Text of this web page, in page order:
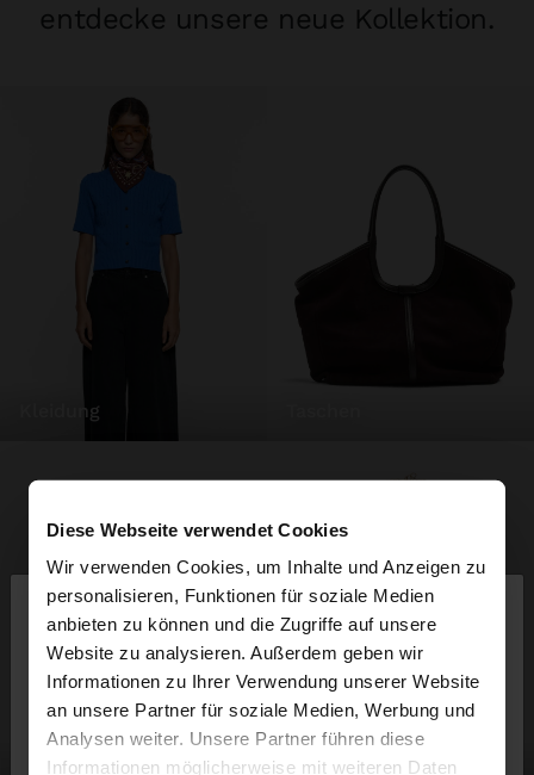
Diese Webseite verwendet Cookies
Wir verwenden Cookies, um Inhalte und Anzeigen zu
personalisieren, Funktionen für soziale Medien
anbieten zu können und die Zugriffe auf unsere
Website zu analysieren. Außerdem geben wir
Informationen zu Ihrer Verwendung unserer Website
an unsere Partner für soziale Medien, Werbung und
Analysen weiter. Unsere Partner führen diese
Informationen möglicherweise mit weiteren Daten
hallo
Sie greifen von Luxembourg auf die Website zu.
Möchten Sie unsere United States Website
entdecke unsere neue Kollektion.
kleidung
schuhe schmuck